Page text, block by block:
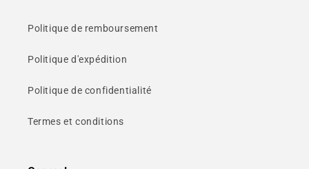
Politique de remboursement
Politique d'expédition
Politique de confidentialité
Termes et conditions